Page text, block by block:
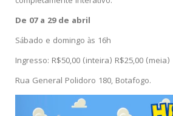
De 07 a 29 de abril
Sábado e domingo às 16h
Ingresso: R$50,00 (inteira) R$25,00 (meia)
Rua General Polidoro 180, Botafogo.